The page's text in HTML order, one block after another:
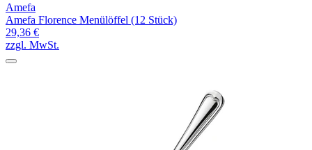
Amefa
Amefa Florence Menülöffel (12 Stück)
29,36 €
zzgl. MwSt.